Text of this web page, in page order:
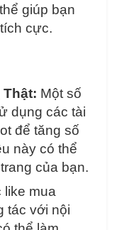
giúp bạn
cực.
Một số
dụng các tài
để tăng số
này có thể
của bạn.
like mua
tác với nội